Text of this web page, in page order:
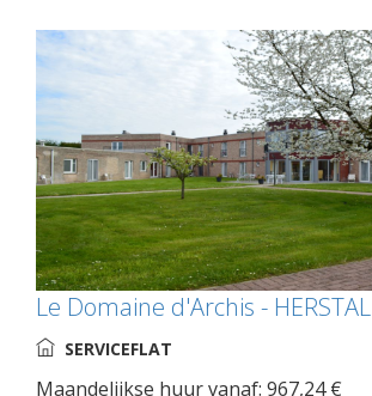
Le Domaine d'Archis - HERSTAL
SERVICEFLAT
Maandelijkse huur vanaf: 967,24 €